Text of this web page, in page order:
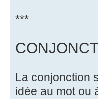
***
La conjonction
idée au mot ou